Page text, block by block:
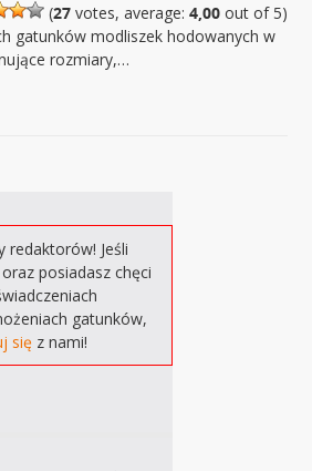
(27votes, average: 4,00out of 5)
gatunków modliszek hodowanych w
rozmiary,…
redaktorów! Jeśli
posiadasz chęci
gatunków,
się z nami!